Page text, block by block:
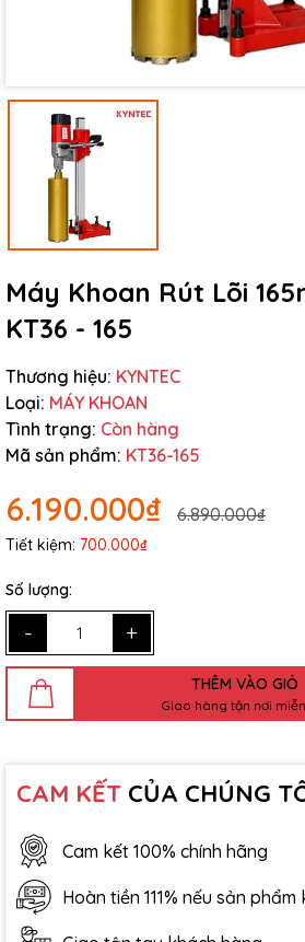
Máy Khoan Rút Lõi
KT36 - 165
Thương hiệu: KYNTEC
Loại: MÁY KHOAN
Tình trạng: Còn hàng
Mã sản phẩm: KT36-165
6.190.000₫ 6.890.000₫
Tiết kiệm: 700.000₫
Số lượng:
- +
THÊM VÀO GIỎ
Giao hàng tận nơi
CAM KẾT CỦA CHÚNG
Cam kết 100% chính hãng
Hoàn tiền 111% nếu sản
Ngày hết hạn:
Điều kiện: